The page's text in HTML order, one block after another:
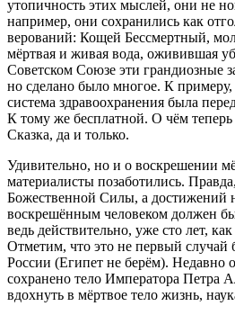
утопичность этих мыслей, они не
например, они сохранились как
верований: Кощей Бессмертный,
мёртвая и живая вода, оживившая
Советском Союзе эти грандиозные
но сделано было многое. К примеру,
система здравоохранения была
К тому же бесплатной. О чём
Сказка, да и только.
Удивительно, но и о воскрешении
материалисты позаботились.
Божественной Силы, а достижений
воскрешённым человеком должен
ведь действительно, уже сто лет,
Отметим, что это не первый случай
России (Египет не берём). Недавно
сохранено тело Императора Петра
вдохнуть в мёртвое тело жизнь,